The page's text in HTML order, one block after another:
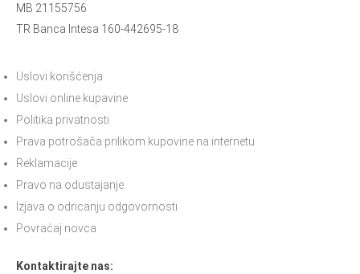
MB 21155756
TR Banca Intesa 160-442695-18
Uslovi korišćenja
Uslovi online kupavine
Politika privatnosti
Prava potrošača prilikom kupovine na internetu
Reklamacije
Pravo na odustajanje
Izjava o odricanju odgovornosti
Povraćaj novca
Kontaktirajte nas: